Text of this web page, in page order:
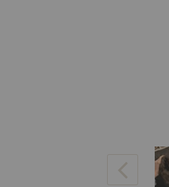
Arbeit damit bürsten, um
Die braune Farbe war